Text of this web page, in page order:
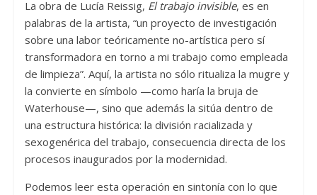
La obra de Lucía Reissig, El trabajo invisible, es en
palabras de la artista, “un proyecto de investigación
sobre una labor teóricamente no-artística pero sí
transformadora en torno a mi trabajo como empleada
de limpieza”. Aquí, la artista no sólo ritualiza la mugre y
la convierte en símbolo —como haría la bruja de
Waterhouse—, sino que además la sitúa dentro de
una estructura histórica: la división racializada y
sexogenérica del trabajo, consecuencia directa de los
procesos inaugurados por la modernidad.
Podemos leer esta operación en sintonía con lo que